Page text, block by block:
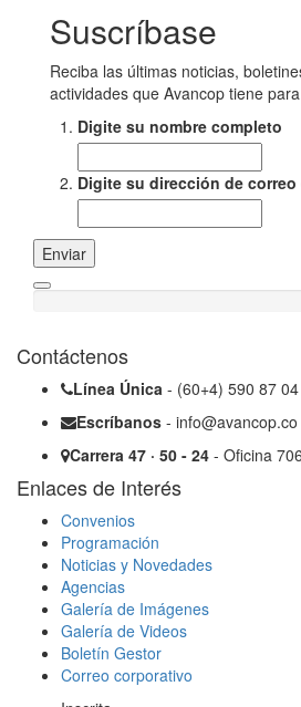
Suscríbase
Reciba las últimas noticias,
actividades que Avancop tiene
Digite su nombre completo
Digite su dirección de
Enviar
Contáctenos
Línea Única - (60+4) 590 87 04
Escríbanos - info@avancop.co
Carrera 47 · 50 - 24 - Oficina
Enlaces de Interés
Convenios
Programación
Noticias y Novedades
Agencias
Galería de Imágenes
Galería de Videos
Boletín Gestor
Correo corporativo